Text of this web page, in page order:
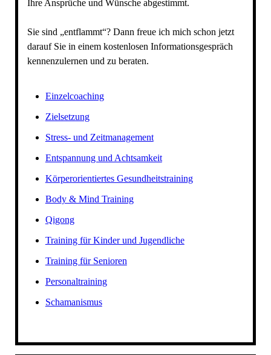
Ihre Ansprüche und Wünsche abgestimmt.
Sie sind „entflammt“? Dann freue ich mich schon jetzt
darauf Sie in einem kostenlosen Informationsgespräch
kennenzulernen und zu beraten.
Einzelcoaching
Zielsetzung
Stress- und Zeitmanagement
Entspannung und Achtsamkeit
Körperorientiertes Gesundheitstraining
Body & Mind Training
Qigong
Training für Kinder und Jugendliche
Training für Senioren
Personaltraining
Schamanismus